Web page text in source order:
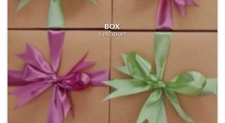
BOX
1 PRODUIT